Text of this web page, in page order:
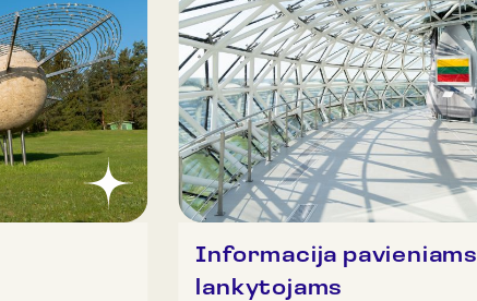
Informacija pavieniams
lankytojams